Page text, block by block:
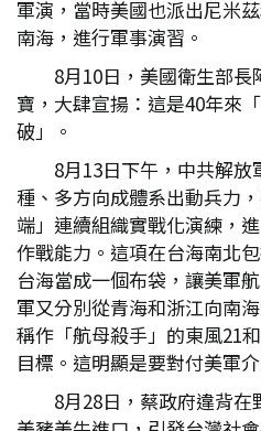
軍演，當時美國也派出尼米
南海，進行軍事演習。
8月10日，美國衛生部
寶，大肆宣揚：這是40年來
破」。
8月13日下午，中共解
種、多方向成體系出動兵力
端」連續組織實戰化演練，
作戰能力。這項在台海南北
台海當成一個布袋，讓美軍
軍又分別從青海和浙江向南
稱作「航母殺手」的東風21
目標。這明顯是要對付美軍
8月28日，蔡政府違背